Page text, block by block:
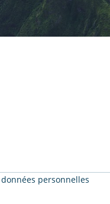
personnelles